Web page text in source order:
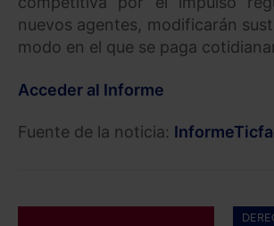
nuevos agentes, modificarán
modo en el que se paga
Acceder al Informe
Fuente de la noticia: